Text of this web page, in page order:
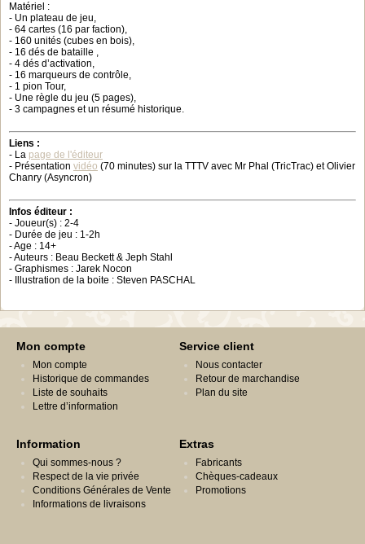
Matériel :
- Un plateau de jeu,
- 64 cartes (16 par faction),
- 160 unités (cubes en bois),
- 16 dés de bataille ,
- 4 dés d’activation,
- 16 marqueurs de contrôle,
- 1 pion Tour,
- Une règle du jeu (5 pages),
- 3 campagnes et un résumé historique.
Liens :
- La page de l'éditeur
- Présentation vidéo (70 minutes) sur la TTTV avec Mr Phal (TricTrac) et Olivier
Chanry (Asyncron)
Infos éditeur :
- Joueur(s) : 2-4
- Durée de jeu : 1-2h
- Age : 14+
- Auteurs : Beau Beckett & Jeph Stahl
- Graphismes : Jarek Nocon
- Illustration de la boite : Steven PASCHAL
Mon compte
Mon compte
Historique de commandes
Liste de souhaits
Lettre d’information
Service client
Nous contacter
Retour de marchandise
Plan du site
Information
Qui sommes-nous ?
Respect de la vie privée
Conditions Générales de Vente
Informations de livraisons
Extras
Fabricants
Chèques-cadeaux
Promotions